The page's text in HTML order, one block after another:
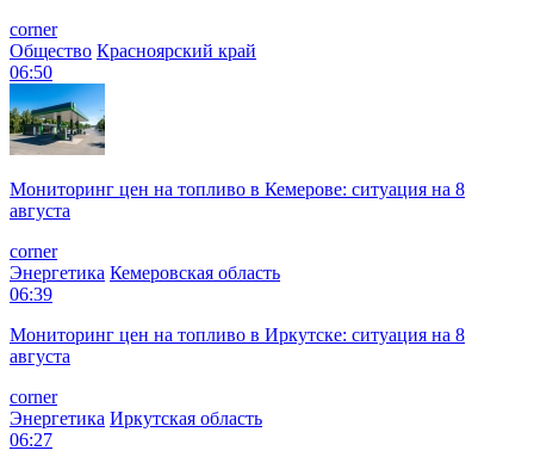
corner
Общество Красноярский край
06:50
Мониторинг цен на топливо в Кемерове: ситуация на 8
августа
corner
Энергетика Кемеровская область
06:39
Мониторинг цен на топливо в Иркутске: ситуация на 8
августа
corner
Энергетика Иркутская область
06:27